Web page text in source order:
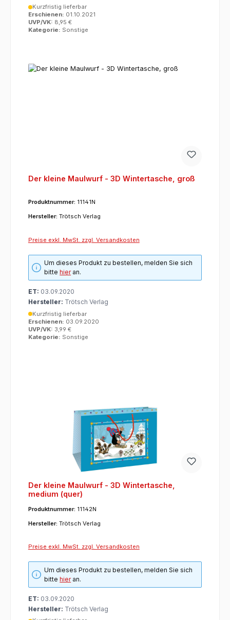
Kurzfristig lieferbar
Erschienen: 01.10.2021
UVP/VK: 8,95 €
Kategorie: Sonstige
Der kleine Maulwurf - 3D Wintertasche, groß
Produktnummer: 11141N
Hersteller: Trötsch Verlag
Preise exkl. MwSt. zzgl. Versandkosten
Um dieses Produkt zu bestellen, melden Sie sich
bittehieran.
ET: 03.09.2020
Hersteller: Trötsch Verlag
Kurzfristig lieferbar
Erschienen: 03.09.2020
UVP/VK: 3,99 €
Kategorie: Sonstige
Der kleine Maulwurf - 3D Wintertasche,
medium (quer)
Produktnummer: 11142N
Hersteller: Trötsch Verlag
Preise exkl. MwSt. zzgl. Versandkosten
Um dieses Produkt zu bestellen, melden Sie sich
bittehieran.
ET: 03.09.2020
Hersteller: Trötsch Verlag